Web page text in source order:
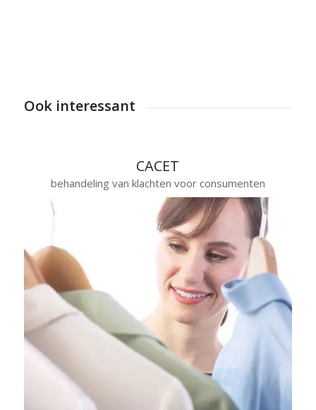
Ook interessant
CACET
behandeling van klachten voor consumenten